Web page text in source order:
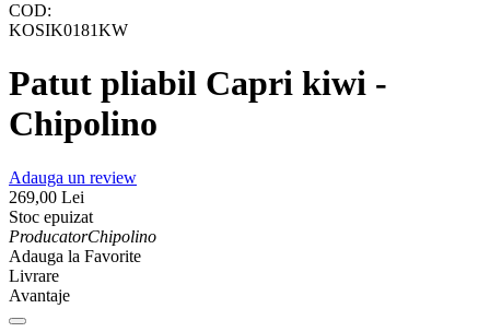
COD:
KOSIK0181KW
Patut pliabil Capri kiwi -
Chipolino
Adauga un review
269,00 Lei
Stoc epuizat
ProducatorChipolino
Adauga la Favorite
Livrare
Avantaje